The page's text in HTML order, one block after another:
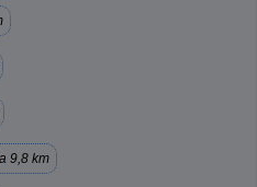
a 9,8 km